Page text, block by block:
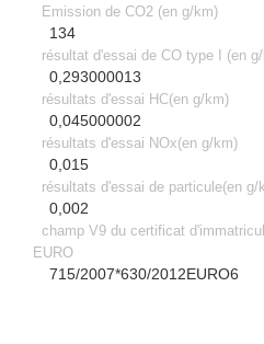
Emission de CO2 (en g/km)
134
résultat d'essai de CO type I (en
0,293000013
résultats d'essai HC(en g/km)
0,045000002
résultats d'essai NOx(en g/km)
0,015
résultats d'essai de particule(en g/
0,002
champ V9 du certificat
EURO
715/2007*630/2012EURO6